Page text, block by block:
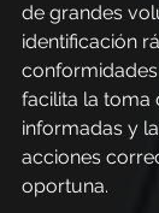
de grandes
identificación
facilita la toma
informadas y
acciones
oportuna.